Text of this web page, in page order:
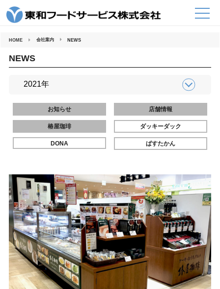
HOME 会社案内 NEWS
NEWS
お知らせ 店舗情報
椿屋珈琲 ダッキーダック
DONA ぱすたかん